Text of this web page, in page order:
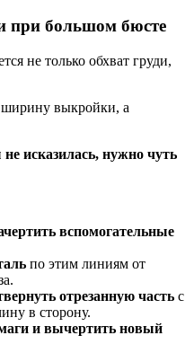
при большом бюсте
не только обхват груди,
ширину выкройки, а
исказилась, нужно чуть
вспомогательные
по этим линиям от
отрезанную часть с
в сторону.
и вычертить новый